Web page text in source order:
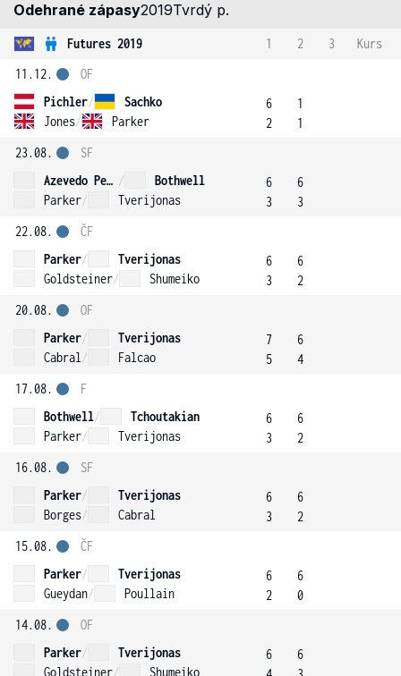
Odehrané zápasy2019Tvrdý p.
Futures 2019 1 2 3
Kurs
11.12.
Pichler/
Sachko
Jones/ Parker
OF
6
2
1
1
23.08.
Azevedo Pereira E Oliveira /
Bothwell
Parker/ Tverijonas
SF
6
3
6
3
22.08.
Parker/
Tverijonas
Goldsteiner/ Shumeiko
ČF
6
3
6
2
20.08.
Parker/
Tverijonas
Cabral / Falcao
OF
7
5
6
4
17.08.
Bothwell/
Tchoutakian
Parker/ Tverijonas
F
6
3
6
2
16.08.
Parker/
Tverijonas
Borges/ Cabral
SF
6
3
6
2
15.08.
Parker/
Tverijonas
Gueydan/ Poullain
ČF
6
2
6
0
14.08.
Parker/
Tverijonas
Goldsteiner/ Shumeiko
OF
6
6